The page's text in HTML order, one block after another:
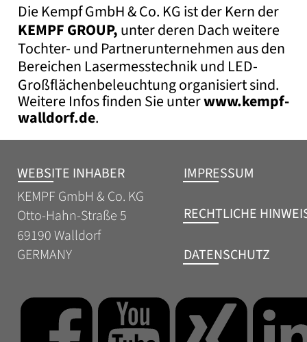
Die Kempf GmbH & Co. KG ist der Kern der
KEMPF GROUP, unter deren Dach weitere
Tochter- und Partnerunternehmen aus den
Bereichen Lasermesstechnik und LED-
Großflächenbeleuchtung organisiert sind.
Weitere Infos finden Sie unter www.kempf-
walldorf.de.
WEBSITE INHABER
KEMPF GmbH & Co. KG
Otto-Hahn-Straße 5
69190 Walldorf
GERMANY
IMPRESSUM
RECHTLICHE
DATENSCHUTZ